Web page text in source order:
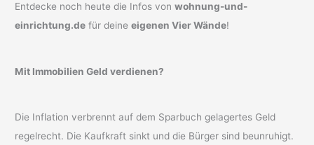
Entdecke noch heute die Infos vonwohnung-und-
einrichtung.de für deineeigenen Vier Wände!
Mit Immobilien Geld verdienen?
Die Inflation verbrennt auf dem Sparbuch gelagertes Geld
regelrecht. Die Kaufkraft sinkt und die Bürger sind beunruhigt.